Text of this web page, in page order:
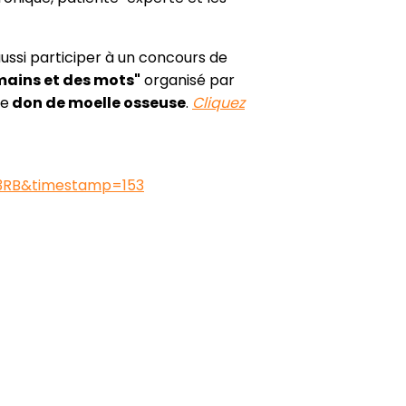
participer à un concours de
et des mots" organisé par
don de moelle osseuse. Cliquez